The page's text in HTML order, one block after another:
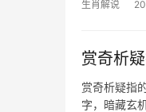
生肖解说
赏奇析
赏奇析疑指
字，暗藏玄